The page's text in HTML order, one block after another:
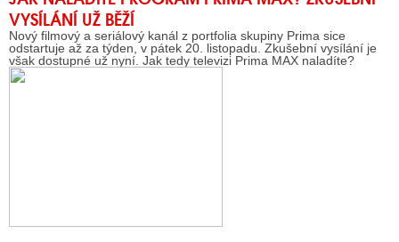
VYSÍLÁNÍ UŽ BĚŽÍ
Nový filmový a seriálový kanál z portfolia skupiny Prima sice
odstartuje až za týden, v pátek 20. listopadu. Zkušební vysílání je
však dostupné už nyní. Jak tedy televizi Prima MAX naladíte?